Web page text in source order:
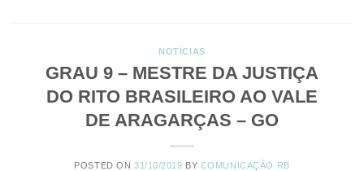
NOTÍCIAS
GRAU 9 – MESTRE DA JUSTIÇA
DO RITO BRASILEIRO AO VALE
DE ARAGARÇAS – GO
POSTED ON 31/10/2019 BY COMUNICAÇÃO RB